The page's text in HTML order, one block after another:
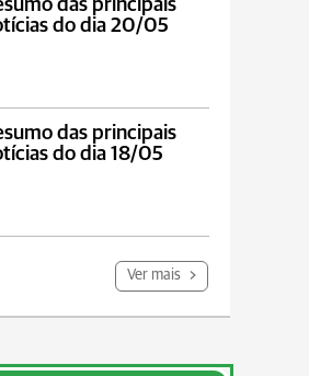
das principais
do dia 20/05
das principais
do dia 18/05
Ver mais